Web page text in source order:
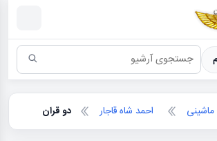
سکه شناسی
احمد شاه قاجار دو قران